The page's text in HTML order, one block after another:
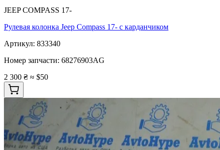
JEEP COMPASS 17-
Рулевая колонка Jeep Compass 17- с карданчиком
Артикул: 833340
Номер запчасти: 68276903AG
2 300 ₴ ≈ $50